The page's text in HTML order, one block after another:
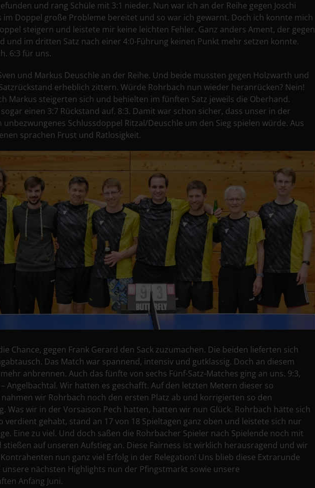
und rang Schüle mit 3:1 nieder. Nun war ich an der Reihe gegen Joschi
im Doppel große Probleme bereitet und so war ich gewarnt. Doch ich konnte mich
steigern und leistete mir keine leichten Fehler. Ganz anders Ament, der gegen
und im dritten Satz nach einer 4:0-Führung keinen Punkt mehr setzen konnte.
6:3 für uns.
und Markus Deuschle an der Reihe. Und beide mussten gegen Holzwarth und
erheblich zittern. Würde Rohrbach nun wieder heranrücken? Nein!
Markus steigerten sich und behielten im fünften Satz jeweils die Oberhand.
einen 3:7 Rückstand auf. 8:3. Damit war schon sicher, dass unser in der
unbezwungenes Schlussdoppel Ritzal/Deuschle um den Sieg spielen würde. Aus
sprachen Frust und Ratlosigkeit.
Chance, gegen Frank Gerard den Sack zuzumachen. Die beiden lieferten sich
Das Match war spannend, intensiv und gutklassig. Doch an diesem
anbrennen. Auch das fünfte von sechs Fünf-Satz-Matches ging an uns. 9:3,
– Angelbachtal. Wir hatten es geschafft. Auf den letzten Metern dieser so
wir Rohrbach noch den ersten Platz ab und korrigierten so den
Was wir in der Vorsaison Pech hatten, hatten wir nun Glück. Rohrbach hätte sich
verdient gehabt, stand an 17 von 18 Spieltagen ganz oben und leistete sich nur
Eine zu viel. Und doch saßen die Rohrbacher Spieler nach Spielende noch mit
auf unseren Aufstieg an. Diese Fairness ist wirklich herausragend und wir
nun ganz viel Erfolg in der Relegation! Uns blieb diese Extrarunde
nächsten Highlights nun der Pfingstmarkt sowie unsere
Anfang Juni.